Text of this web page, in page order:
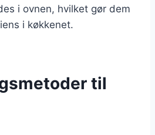
i ovnen, hvilket gør dem
i køkkenet.
til